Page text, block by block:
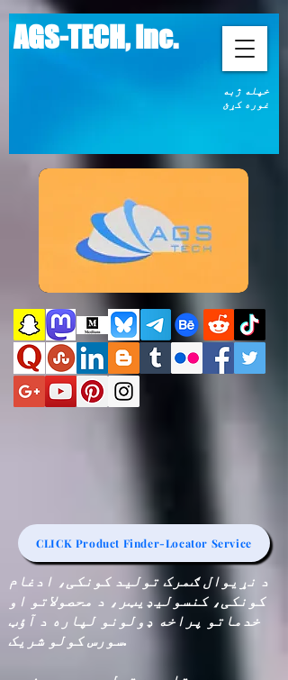
AGS-TECH, Inc.
خپله ژبه
غوره کړئ
CLICK Product Finder-Locator Service
د نړیوال ګمرک تولید کونکی، ادغام
کونکی، کنسولیډیټر، د محصولاتو او
خدماتو پراخه ډولونو لپاره د آؤټ
سورس کولو شریک.